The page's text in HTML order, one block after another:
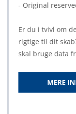
- Original
Er du i tvivl om
rigtige til dit
skal bruge data